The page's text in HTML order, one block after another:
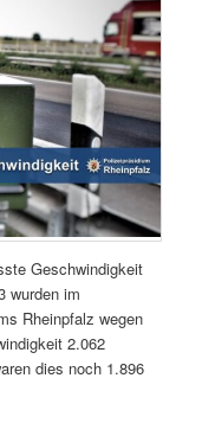
Geschwindigkeit
wurden im
Rheinpfalz wegen
2.062
dies noch 1.896